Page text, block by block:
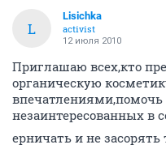
L
Lisichka
activist
12 июля 2010
Приглашаю всех,кто
органическую
незаинтересованных в
ерничать и не засорять